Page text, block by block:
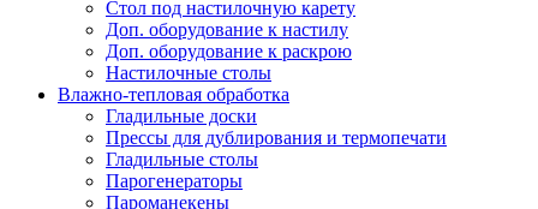
Стол под настилочную карету
Доп. оборудование к настилу
Доп. оборудование к раскрою
Настилочные столы
Влажно-тепловая обработка
Гладильные доски
Прессы для дублирования и термопечати
Гладильные столы
Парогенераторы
Пароманекены